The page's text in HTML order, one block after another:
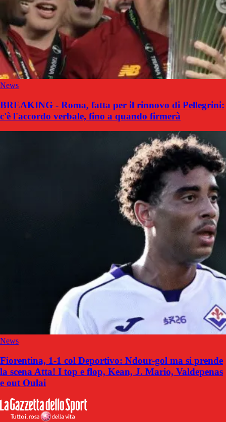
News
BREAKING - Roma, fatta per il rinnovo di Pellegrini:
c'è l'accordo verbale, fino a quando firmerà
News
Fiorentina, 1-1 col Deportivo: Ndour-gol ma si prende
la scena Atta! I top e flop, Kean, J. Mario, Valdepenas
e out Oulai